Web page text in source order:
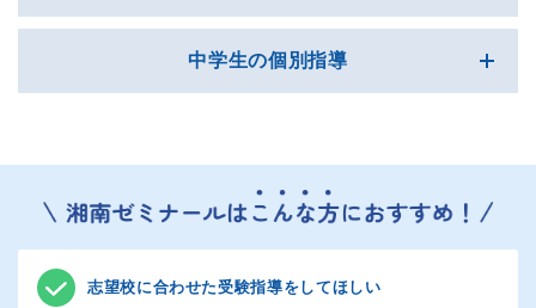
逆算カリキュラムⓇ」に基づいて行います。授業での理
解、宿題での定着、小テストでの計測を繰り返しながら、
トップ校合格に向けて必要な力を伸ばしていきます。ま
的な学校情報と定期テストの分析をもとに、成績アップに
つなげます。
湘南ゼミナールは、横浜翠嵐・大宮高校合格者を多数輩出
しています。その合格ノウハウに基づいて、各科目の専門
講師が横浜翠嵐・大宮に特化したハイレベルな指導を行い
ます。同じ志を持つ生徒さんたちが切磋琢磨しながら、合
内申に左右されず、英数国の3科目で実力勝負ができる早
中学生の個別指導
志望校に合わせた受験指導をしてほしい